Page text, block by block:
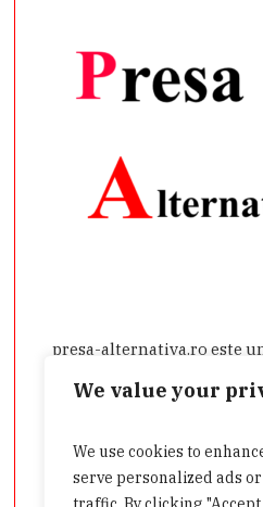
We value your
We use cookies to
serve personalized ads
presa-alternativa.ro este
încredere pe care le
public, din mai multe
Dacă aveţi o ştire de
admin@presa-